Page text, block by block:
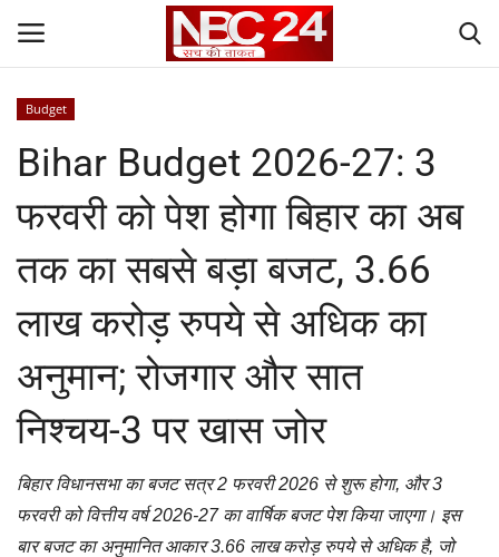
Gallery
National
World
State
Politics
Crime
Budget
Bihar Budget 2026-27: 3
फरवरी को पेश होगा बिहार का अब
तक का सबसे बड़ा बजट, 3.66
लाख करोड़ रुपये से अधिक का
अनुमान; रोजगार और सात
निश्चय-3 पर खास जोर
बिहार विधानसभा का बजट सत्र 2 फरवरी 2026 से शुरू होगा, और 3
फरवरी को वित्तीय वर्ष 2026-27 का वार्षिक बजट पेश किया जाएगा। इस
बार बजट का अनुमानित आकार 3.66 लाख करोड़ रुपये से अधिक है, जो